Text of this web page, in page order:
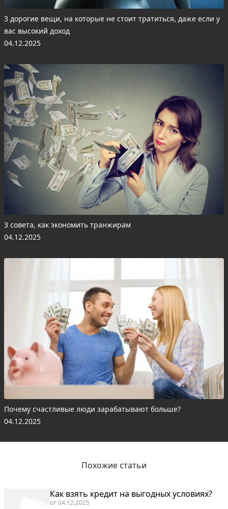
3 дорогие вещи, на которые не стоит тратиться, даже если у
вас высокий доход
04.12.2025
3 совета, как экономить транжирам
04.12.2025
Почему счастливые люди зарабатывают больше?
04.12.2025
Похожие статьи
Как взять кредит на выгодных условиях?
от04.12.2025